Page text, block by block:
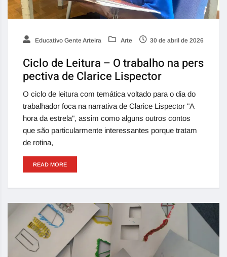
Educativo Gente Arteira Arte 30 de abril de 2026
Ciclo de Leitura – O trabalho na pers
pectiva de Clarice Lispector
O ciclo de leitura com temática voltado para o dia do
trabalhador foca na narrativa de Clarice Lispector "A
hora da estrela", assim como alguns outros contos
que são particularmente interessantes porque tratam
de rotina,
READ MORE